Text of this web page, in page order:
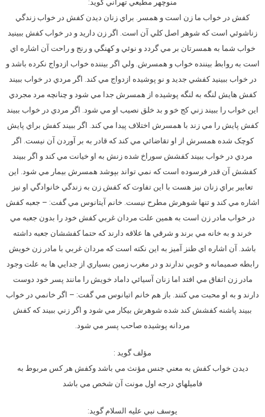
کفش در خواب ما زن است و همسر. براي زنان ديدن کفش در خواب زندگي
زناشوئي است که شوهر اصل کلي آن است. اگر زن داريد و در خواب کفش ببينيد
خواب شما به همسرتان بر مي گردد و نوئي و کهنگي و رنج و راحت آن اشاره اي
است به روابط بيننده خواب و همسرش. ولي اگر بيننده خواب ازدواج نکرده باشد و
در خواب ببينيد کفشي جديد و نو پوشيده ازدواج مي کند. اگر مردي در خواب ببيند
کفش هايش لنگه به لنگه پوشيده از همسرش جدا مي شود و چنانچه مرد مجردي
اين خواب را ببيند زني کج خو و بد خلق نصيب او مي شود. اگر مردي در خواب ببيند
کفش پايش را مي زند با همسرش اختلاف پيدا مي کند. اگر ببيند کفش براي پايش
کوچک شده همسرش از او تقاضائي مي کند که قادر به بر آوردن آن نيست. اگر
مردي در خواب ببيند کفشش سوراخ شده زنش به او خيانت مي کند و اگر ببيند
کفشش آن قدر فرسوده است که نمي تواند بپوشد همسرش بيمار مي شود. اين
تعابير براي زنان نيز هست با اين تفاوت که کفش زن به زندگي خانوادگي او نيز
اشاره مي کند و تنها شوهرش مطرح نيست. خانم آيتانوس مي گفت: – جعبه کفش
در خواب مادر زن است به همين علت مردان غربي کفش خود را بدون جعبه مي
خرند و به خانه مي برند و شرقي ها علاقه دارند که حتما کفششان جعبه داشته
باشد. آن اشاره اي طنز آميز به اين نکته است که مردان غربي با مادر زن خويش
رابطه صميمانه و خوبي ندارند و در مغرب زمين بسياري از جدايي ها به علت وجود
مادر زن اتفاق مي افتد اما زنان آسيائي داماد خويش را مانند پسر خود دوست
دارند و به او محبت مي کنند. باز هم خانم اتيانوس مي گفت: – اگر خانمي در خواب
ببيند پاشنه کفشش کند شده شوهرش بيکار مي شود و اگر زني ببيند که کفش
مردانه پوشيده صاحب پسر مي شود.
مؤلف گويد :
ديدن خواب کفش به معني جنس مؤنث مي باشد وکفش هر کس مربوط به
فاميلهاي درجه اول مونت آن شخص مي باشد
يوسف نبي عليه السلام گويد: